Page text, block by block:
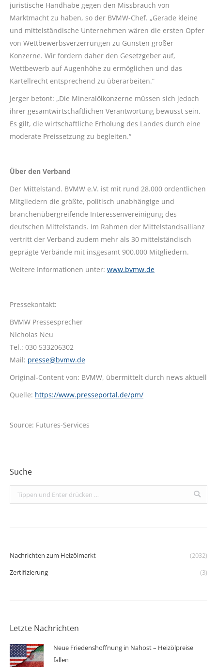
juristische Handhabe gegen den Missbrauch von
Marktmacht zu haben, so der BVMW-Chef. „Gerade kleine
und mittelständische Unternehmen wären die ersten Opfer
von Wettbewerbsverzerrungen zu Gunsten großer
Konzerne. Wir fordern daher den Gesetzgeber auf,
Wettbewerb auf Augenhöhe zu ermöglichen und das
Kartellrecht entsprechend zu überarbeiten.“
Jerger betont: „Die Mineralölkonzerne müssen sich jedoch
ihrer gesamtwirtschaftlichen Verantwortung bewusst sein.
Es gilt, die wirtschaftliche Erholung des Landes durch eine
moderate Preissetzung zu begleiten.“
Über den Verband
Der Mittelstand. BVMW e.V. ist mit rund 28.000 ordentlichen
Mitgliedern die größte, politisch unabhängige und
branchenübergreifende Interessenvereinigung des
deutschen Mittelstands. Im Rahmen der Mittelstandsallianz
vertritt der Verband zudem mehr als 30 mittelständisch
geprägte Verbände mit insgesamt 900.000 Mitgliedern.
Weitere Informationen unter: www.bvmw.de
Pressekontakt:
BVMW Pressesprecher
Nicholas Neu
Tel.: 030 533206302
Mail: presse@bvmw.de
Original-Content von: BVMW, übermittelt durch news aktuell
Quelle: https://www.presseportal.de/pm/
Source: Futures-Services
Suche
Search:
Nachrichten zum Heizölmarkt
(2032)
Zertifizierung
(3)
Letzte Nachrichten
Neue Friedenshoffnung in Nahost – Heizölpreise
fallen